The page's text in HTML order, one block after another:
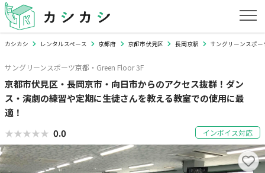
カシカシ レンタルスペース 京都府 京都市伏見区 長岡京駅 サングリーンスポー
サングリーンスポーツ京都・Green Floor 3F
京都市伏見区・長岡京市・向日市からのアクセス抜群！ダン
ス・演劇の練習や定期に生徒さんを教える教室での使用に最
適！
★★★★★
★★★★★ 0.0 インボイス対応